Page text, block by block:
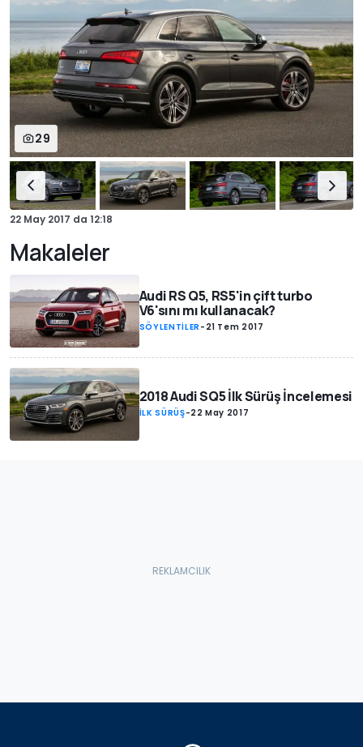
29
22 May 2017 da 12:18
Makaleler
Audi RS Q5, RS5'in çift turbo
V6'sını mı kullanacak?
SÖYLENTİLER - 21 Tem 2017
2018 Audi SQ5 İlk Sürüş İncelemesi
İLK SÜRÜŞ-22 May 2017